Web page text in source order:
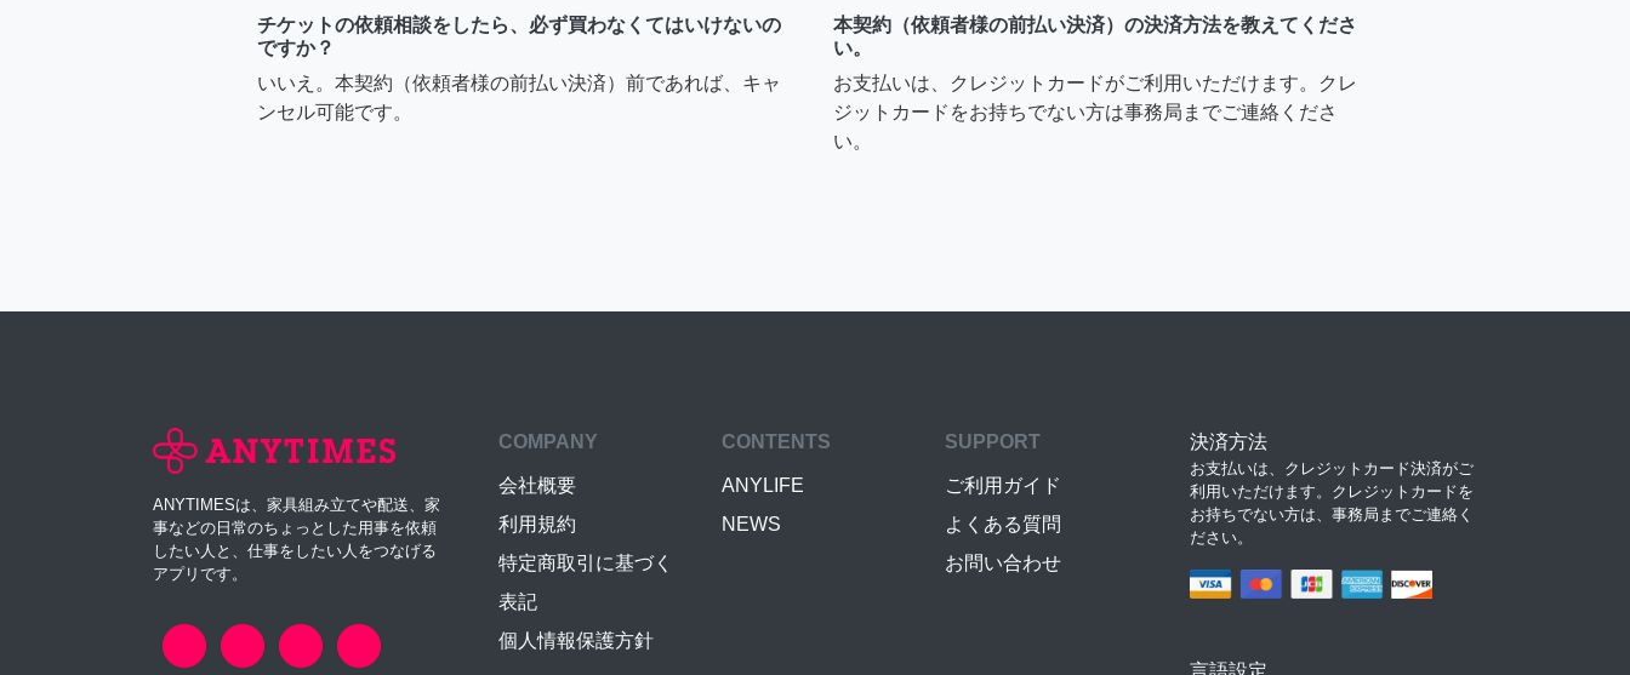
チケットの依頼相談をしたら、必ず買わなくてはいけないの
ですか？
いいえ。本契約（依頼者様の前払い決済）前であれば、キャ
ンセル可能です。
本契約（依頼者様の前払い決済）の決済方法を教えてくださ
い。
お支払いは、クレジットカードがご利用いただけます。クレ
ジットカードをお持ちでない方は事務局までご連絡くださ
い。
ANYTIMESは、家具組み立てや配送、家
事などの日常のちょっとした用事を依頼
したい人と、仕事をしたい人をつなげる
アプリです。
COMPANY
会社概要
利用規約
特定商取引に基づく
表記
個人情報保護方針
CONTENTS
ANYLIFE
NEWS
SUPPORT
ご利用ガイド
よくある質問
お問い合わせ
決済方法
お支払いは、クレジットカード決済がご
利用いただけます。クレジットカードを
お持ちでない方は、事務局までご連絡く
ださい。
言語設定